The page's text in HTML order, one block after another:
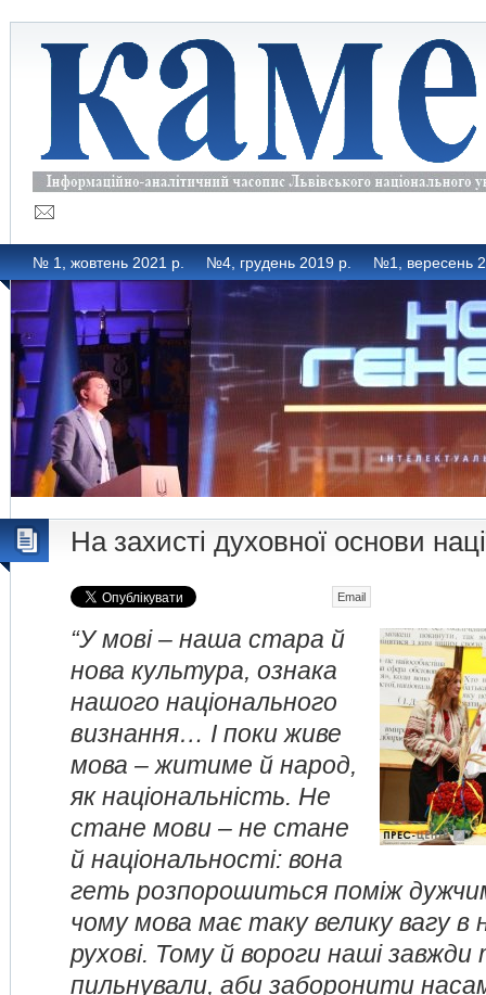
№ 1, жовтень 2021 р. №4, грудень 2019 р. №1, вересень
На захисті духовної основи
Email
“У мові – наша стара й
нова культура, ознака
нашого національного
визнання… І поки живе
мова – житиме й народ,
як національність. Не
стане мови – не стане
й національності: вона
геть розпорошиться поміж
чому мова має таку велику вагу в
рухові. Тому й вороги наші
пильнували, аби заборонити